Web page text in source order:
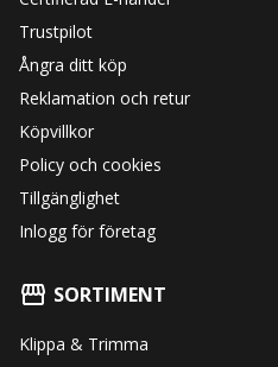
Trustpilot
Ångra ditt köp
Reklamation och retur
Köpvillkor
Policy och cookies
Tillgänglighet
Inlogg för företag
SORTIMENT
Klippa & Trimma